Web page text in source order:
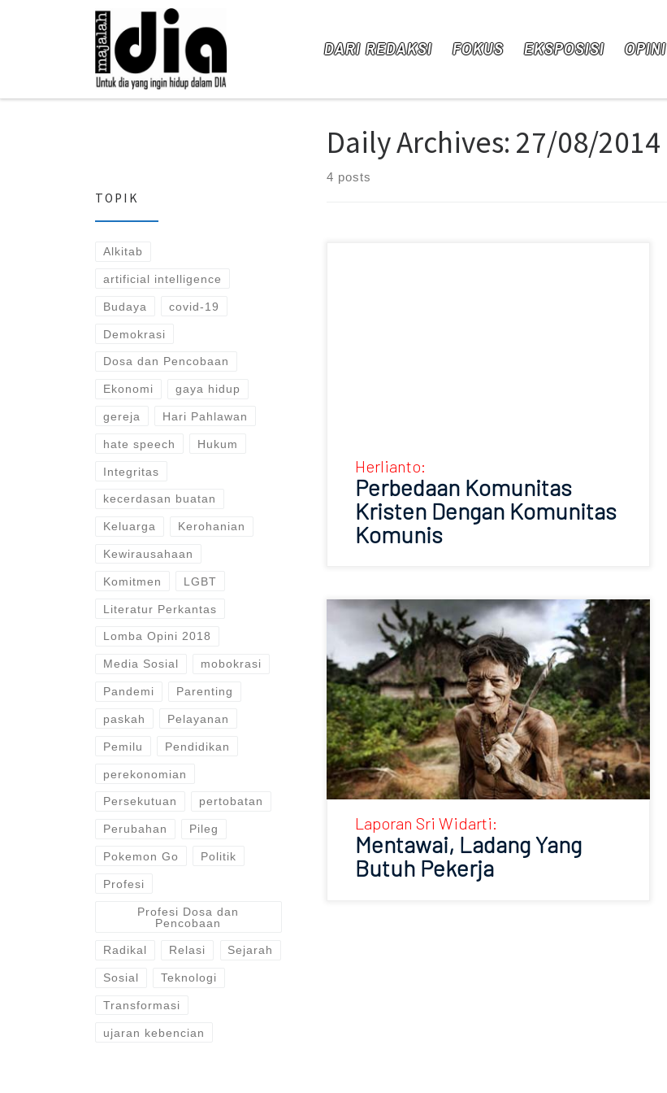
Skip to content
DARI REDAKSI FOKUS EKSPOSISI OPINI
Daily Archives: 27/08/2014
4 posts
Herlianto:
Perbedaan Komunitas
Kristen Dengan Komunitas
Komunis
Laporan Sri Widarti:
Mentawai, Ladang Yang
Butuh Pekerja
TOPIK
Alkitab
artificial intelligence
Budaya covid-19
Demokrasi
Dosa dan Pencobaan
Ekonomi gaya hidup
gereja Hari Pahlawan
hate speech Hukum
Integritas
kecerdasan buatan
Keluarga Kerohanian
Kewirausahaan
Komitmen LGBT
Literatur Perkantas
Lomba Opini 2018
Media Sosial mobokrasi
Pandemi Parenting
paskah Pelayanan
Pemilu Pendidikan
perekonomian
Persekutuan pertobatan
Perubahan Pileg
Pokemon Go Politik
Profesi
Profesi Dosa dan
Pencobaan
Radikal Relasi Sejarah
Sosial Teknologi
Transformasi
ujaran kebencian